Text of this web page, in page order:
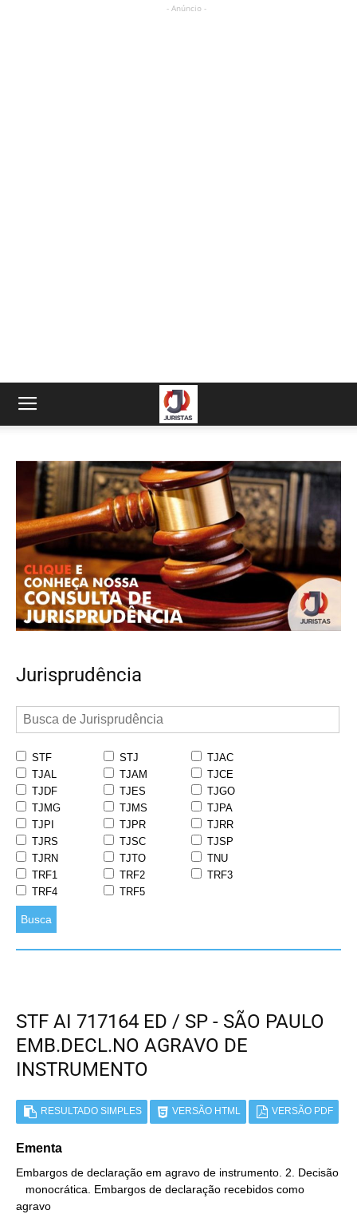
- Anúncio -
Jurisprudência
STF STJ
TJAC
TJAL
TJAM
TJCE
TJDF
TJES
TJGO
TJMG
TJMS
TJPA
TJPI
TJPR
TJRR
TJRS
TJSC
TJSP
TJRN
TJTO
TNU
TRF1
TRF2
TRF3
TRF4
TRF5
Busca
STF AI 717164 ED / SP - SÃO PAULO
EMB.DECL.NO AGRAVO DE
INSTRUMENTO
RESULTADO SIMPLES VERSÃO HTML VERSÃO PDF
Ementa
Embargos de declaração em agravo de instrumento. 2. Decisão
agravo